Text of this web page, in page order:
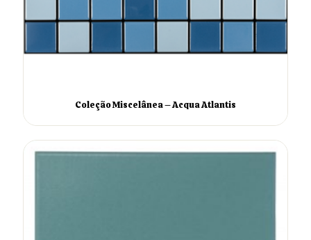
Coleção Miscelânea – Acqua Atlantis